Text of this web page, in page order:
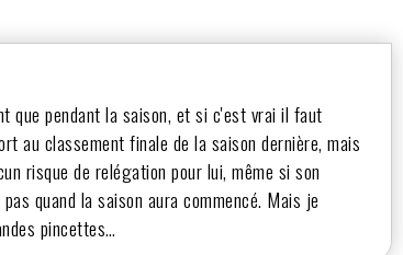
que pendant la saison, et si c'est vrai il faut
au classement finale de la saison dernière, mais
risque de relégation pour lui, même si son
quand la saison aura commencé. Mais je
pincettes…